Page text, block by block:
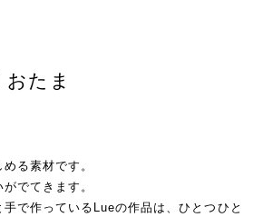
おたま
る素材です。
でてきます。
で作っているLueの作品は、ひとつひと